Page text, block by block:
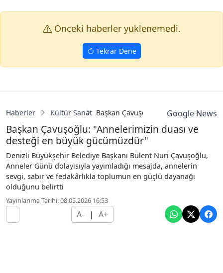
Onceki haberler yuklenemedi.
Tekrar Dene
Haberler Kültür Sanat Başkan Çavuşoğlu: "Annelerimizin
Google News
Başkan Çavuşoğlu: "Annelerimizin duası ve
desteği en büyük gücümüzdür"
Denizli Büyükşehir Belediye Başkanı Bülent Nuri Çavuşoğlu,
Anneler Günü dolayısıyla yayımladığı mesajda, annelerin
sevgi, sabır ve fedakârlıkla toplumun en güçlü dayanağı
olduğunu belirtti
Yayınlanma Tarihi: 08.05.2026 16:53
A- | A+